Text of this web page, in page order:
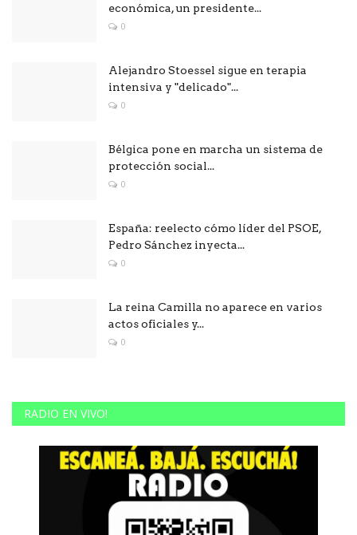
económica, un presidente...
0
Alejandro Stoessel sigue en terapia
intensiva y "delicado"...
0
Bélgica pone en marcha un sistema de
protección social...
0
España: reelecto cómo líder del PSOE,
Pedro Sánchez inyecta...
0
La reina Camilla no aparece en varios
actos oficiales y...
0
RADIO EN VIVO!